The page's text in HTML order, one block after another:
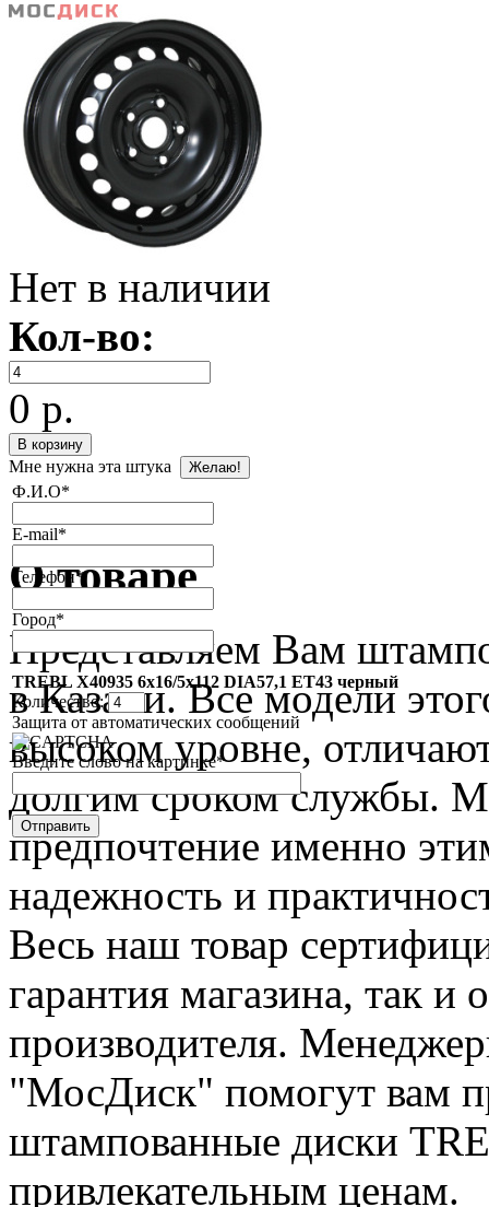
Нет в наличии
Кол-во:
0 р.
Мне нужна эта штука
Ф.И.О*
E-mail*
Телефон*
Город*
TREBL X40935 6x16/5x112 DIA57,1 ET43 черный
Количество:
Защита от автоматических сообщений
Введите слово на картинке*
О товаре
Представляем Вам
в Казани. Все модели
высоком уровне,
долгим сроком службы.
предпочтение именно
надежность и
Весь наш товар
гарантия магазина, так и
производителя.
"МосДиск" помогут вам
штампованные диски
привлекательным ценам.